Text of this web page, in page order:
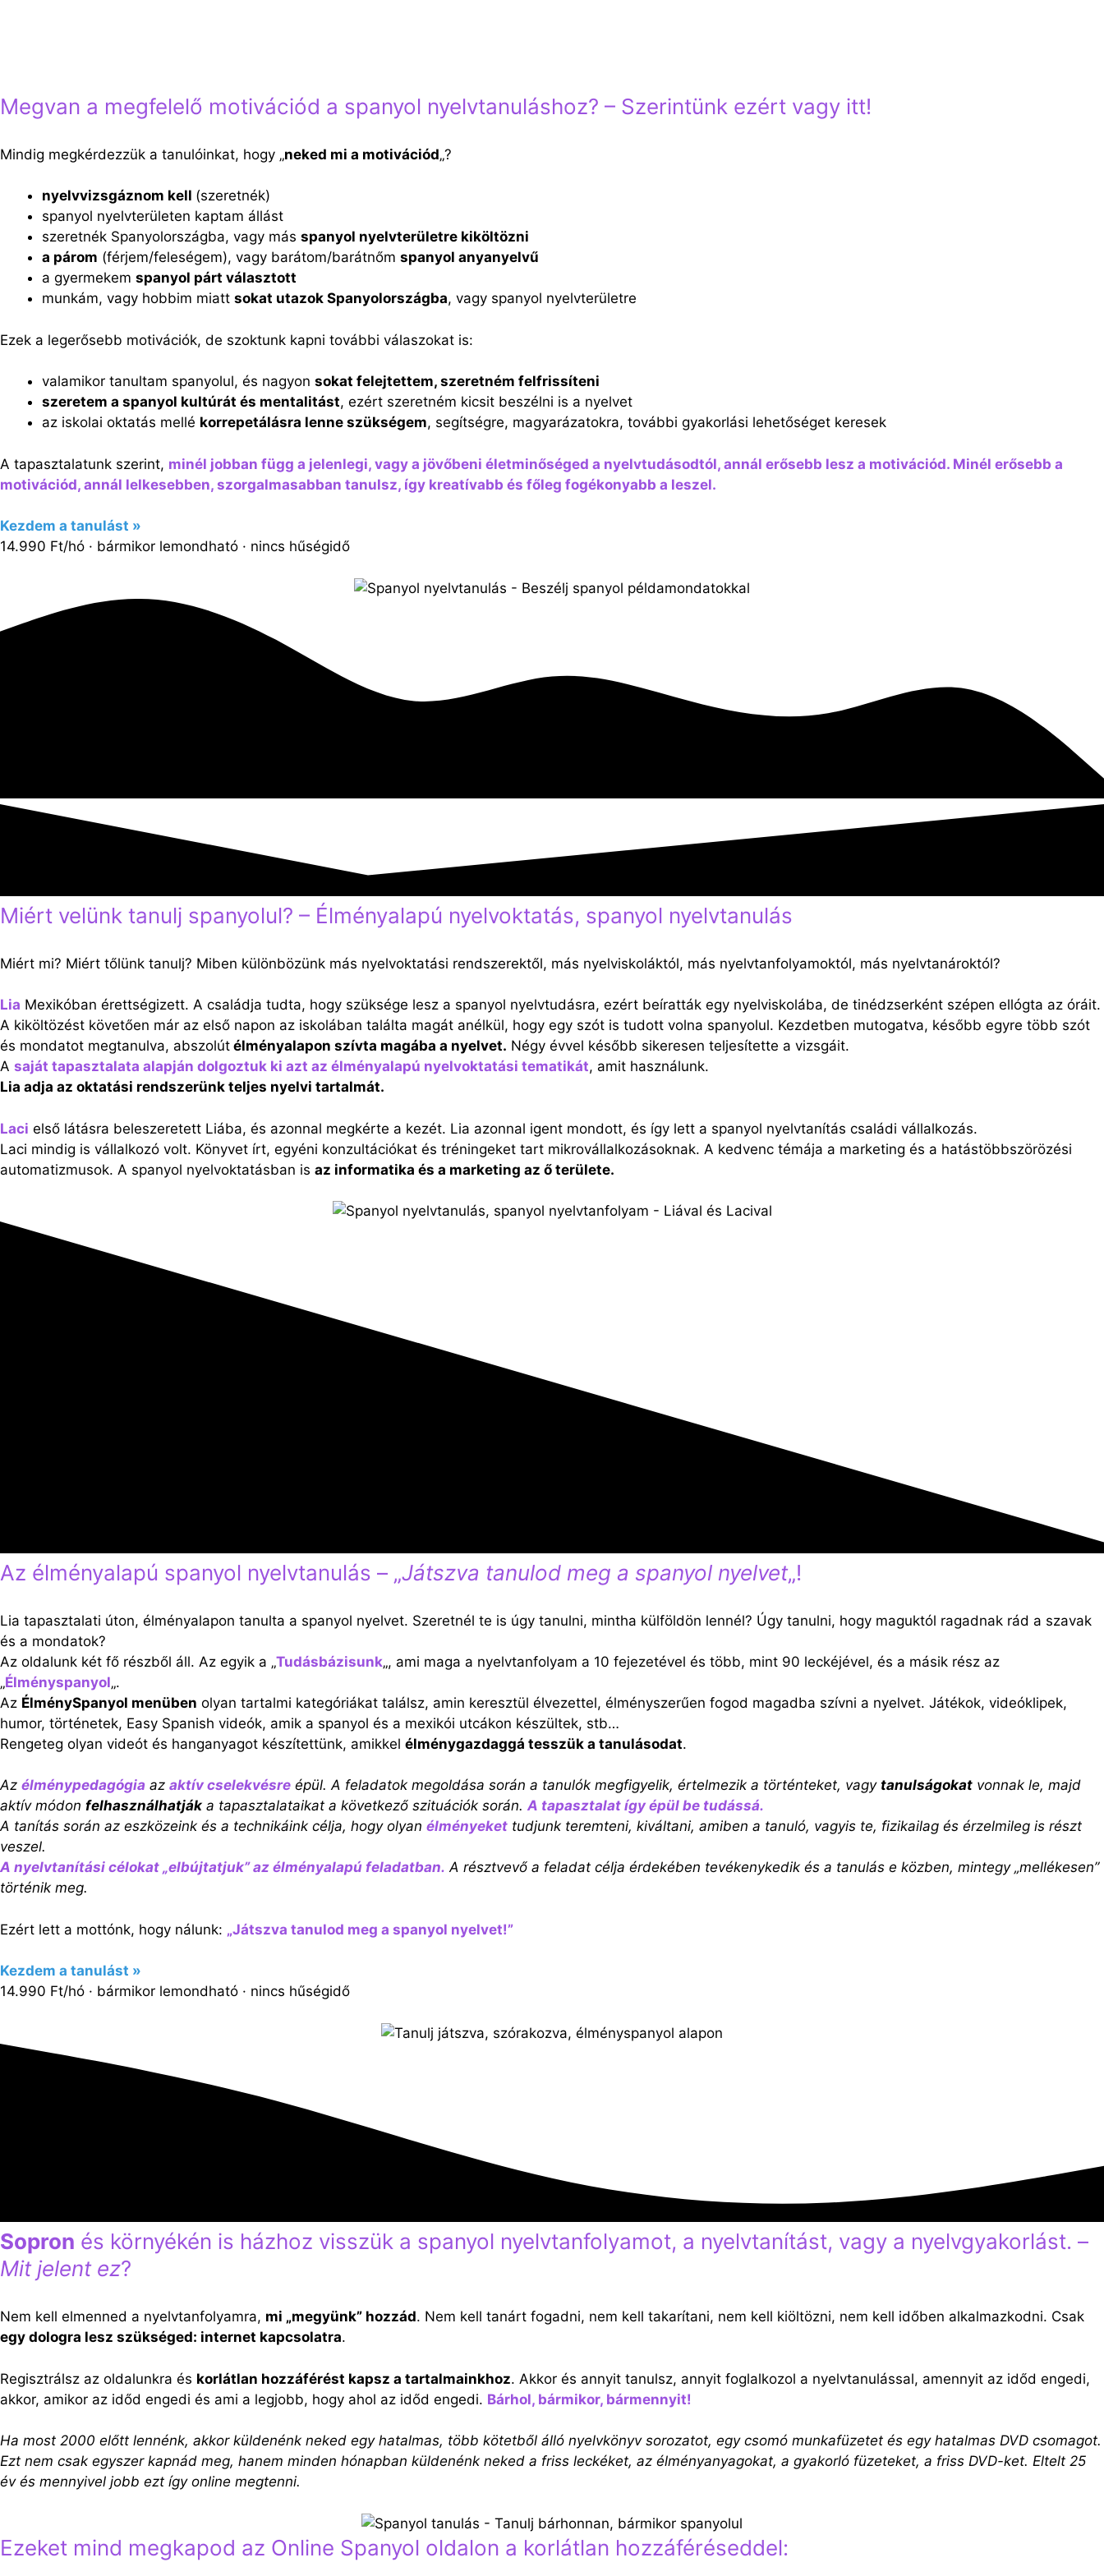
Megvan a megfelelő motivációd a spanyol nyelvtanuláshoz? – Szerintünk ezért vagy itt!
Mindig megkérdezzük a tanulóinkat, hogy „neked mi a motivációd„?
nyelvvizsgáznom kell (szeretnék)
spanyol nyelvterületen kaptam állást
szeretnék Spanyolországba, vagy más spanyol nyelvterületre kiköltözni
a párom (férjem/feleségem), vagy barátom/barátnőm spanyol anyanyelvű
a gyermekem spanyol párt választott
munkám, vagy hobbim miatt sokat utazok Spanyolországba, vagy spanyol nyelvterületre
Ezek a legerősebb motivációk, de szoktunk kapni további válaszokat is:
valamikor tanultam spanyolul, és nagyon sokat felejtettem, szeretném felfrissíteni
szeretem a spanyol kultúrát és mentalitást, ezért szeretném kicsit beszélni is a nyelvet
az iskolai oktatás mellé korrepetálásra lenne szükségem, segítségre, magyarázatokra, további gyakorlási lehetőséget keresek
A tapasztalatunk szerint, minél jobban függ a jelenlegi, vagy a jövőbeni életminőséged a nyelvtudásodtól, annál erősebb lesz a motivációd. Minél erősebb a
motivációd, annál lelkesebben, szorgalmasabban tanulsz, így kreatívabb és főleg fogékonyabb a leszel.
Kezdem a tanulást »
14.990 Ft/hó · bármikor lemondható · nincs hűségidő
Miért velünk tanulj spanyolul? – Élményalapú nyelvoktatás, spanyol nyelvtanulás
Miért mi? Miért tőlünk tanulj? Miben különbözünk más nyelvoktatási rendszerektől, más nyelviskoláktól, más nyelvtanfolyamoktól, más nyelvtanároktól?
Lia Mexikóban érettségizett. A családja tudta, hogy szüksége lesz a spanyol nyelvtudásra, ezért beíratták egy nyelviskolába, de tinédzserként szépen ellógta az óráit.
A kiköltözést követően már az első napon az iskolában találta magát anélkül, hogy egy szót is tudott volna spanyolul. Kezdetben mutogatva, később egyre több szót
és mondatot megtanulva, abszolút élményalapon szívta magába a nyelvet. Négy évvel később sikeresen teljesítette a vizsgáit.
A saját tapasztalata alapján dolgoztuk ki azt az élményalapú nyelvoktatási tematikát, amit használunk.
Lia adja az oktatási rendszerünk teljes nyelvi tartalmát.
Laci első látásra beleszeretett Liába, és azonnal megkérte a kezét. Lia azonnal igent mondott, és így lett a spanyol nyelvtanítás családi vállalkozás.
Laci mindig is vállalkozó volt. Könyvet írt, egyéni konzultációkat és tréningeket tart mikrovállalkozásoknak. A kedvenc témája a marketing és a hatástöbbszörözési
automatizmusok. A spanyol nyelvoktatásban is az informatika és a marketing az ő területe.
Az élményalapú spanyol nyelvtanulás – „Játszva tanulod meg a spanyol nyelvet„!
Lia tapasztalati úton, élményalapon tanulta a spanyol nyelvet. Szeretnél te is úgy tanulni, mintha külföldön lennél? Úgy tanulni, hogy maguktól ragadnak rád a szavak
és a mondatok?
Az oldalunk két fő részből áll. Az egyik a „Tudásbázisunk„, ami maga a nyelvtanfolyam a 10 fejezetével és több, mint 90 leckéjével, és a másik rész az
„Élményspanyol„.
Az ÉlménySpanyol menüben olyan tartalmi kategóriákat találsz, amin keresztül élvezettel, élményszerűen fogod magadba szívni a nyelvet. Játékok, videóklipek,
humor, történetek, Easy Spanish videók, amik a spanyol és a mexikói utcákon készültek, stb…
Rengeteg olyan videót és hanganyagot készítettünk, amikkel élménygazdaggá tesszük a tanulásodat.
Az élménypedagógia az aktív cselekvésre épül. A feladatok megoldása során a tanulók megfigyelik, értelmezik a történteket, vagy tanulságokat vonnak le, majd
aktív módon felhasználhatják a tapasztalataikat a következő szituációk során.A tapasztalat így épül be tudássá.
A tanítás során az eszközeink és a technikáink célja, hogy olyan élményeket tudjunk teremteni, kiváltani, amiben a tanuló, vagyis te, fizikailag és érzelmileg is részt
veszel.
A nyelvtanítási célokat „elbújtatjuk” az élményalapú feladatban. A résztvevő a feladat célja érdekében tevékenykedik és a tanulás e közben, mintegy „mellékesen”
történik meg.
Ezért lett a mottónk, hogy nálunk: „Játszva tanulod meg a spanyol nyelvet!”
Kezdem a tanulást »
14.990 Ft/hó · bármikor lemondható · nincs hűségidő
Sopron és környékén is házhoz visszük a spanyol nyelvtanfolyamot, a nyelvtanítást, vagy a nyelvgyakorlást. –
Mit jelent ez?
Nem kell elmenned a nyelvtanfolyamra, mi „megyünk” hozzád. Nem kell tanárt fogadni, nem kell takarítani, nem kell kiöltözni, nem kell időben alkalmazkodni. Csak
egy dologra lesz szükséged: internet kapcsolatra.
Regisztrálsz az oldalunkra és korlátlan hozzáférést kapsz a tartalmainkhoz. Akkor és annyit tanulsz, annyit foglalkozol a nyelvtanulással, amennyit az időd engedi,
akkor, amikor az időd engedi és ami a legjobb, hogy ahol az időd engedi. Bárhol, bármikor, bármennyit!
Ha most 2000 előtt lennénk, akkor küldenénk neked egy hatalmas, több kötetből álló nyelvkönyv sorozatot, egy csomó munkafüzetet és egy hatalmas DVD csomagot.
Ezt nem csak egyszer kapnád meg, hanem minden hónapban küldenénk neked a friss leckéket, az élményanyagokat, a gyakorló füzeteket, a friss DVD-ket. Eltelt 25
év és mennyivel jobb ezt így online megtenni.
Ezeket mind megkapod az Online Spanyol oldalon a korlátlan hozzáféréseddel: